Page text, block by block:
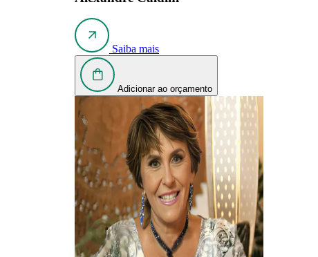
Saiba mais
Adicionar ao orçamento